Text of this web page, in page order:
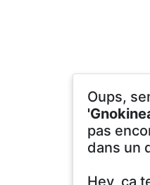
Oups,
pas
dans un
Hey, ça